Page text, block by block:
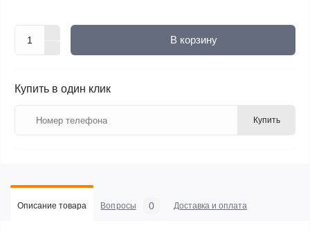
В корзину
Купить в один клик
Купить
Описание товара Вопросы 0 Доставка и оплата